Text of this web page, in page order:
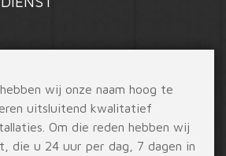
wij onze naam hoog te
uitsluitend kwalitatief
Om die reden hebben wij
die u 24 uur per dag, 7 dagen in